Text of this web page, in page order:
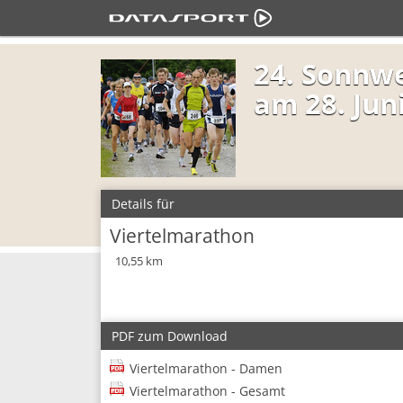
24.
am 28.
Details für
Viertelmarathon
10,55 km
PDF zum Download
Viertelmarathon - Damen
Viertelmarathon - Gesamt